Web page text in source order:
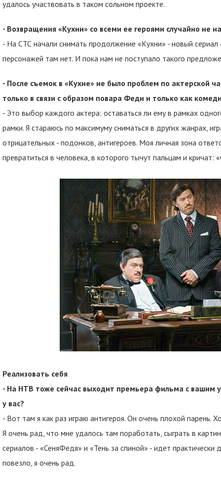
удалось участвовать в таком сольном проекте.
- Возвращения «Кухни» со всеми ее героями случайно не
- На СТС начали снимать продолжение «Кухни» - новый
персонажей там нет. И пока нам не поступало такого
- После съемок в «Кухне» не было проблем по актерской
только в связи с образом повара Феди и только как
- Это выбор каждого актера: оставаться ли ему в рамках
рамки. Я стараюсь по максимуму сниматься в других жанрах,
отрицательных - подонков, антигероев. Моя личная зона
превратиться в человека, в которого тычут пальцам и
Реализовать себя
- На НТВ тоже сейчас выходит премьера фильма с вашим
у вас?
- Вот там я как раз играю антигероя. Он очень плохой парень.
Я очень рад, что мне удалось там поработать, сыграть в
сериалов - «СеняФедя» и «Тень за спиной» - идет
повезло, я очень рад.